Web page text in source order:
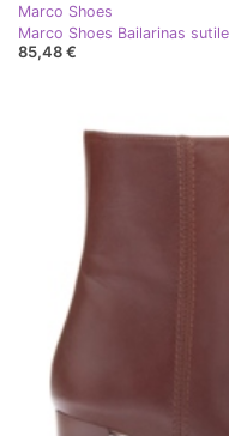
Marco Shoes
Marco Shoes Bailarinas
85,48 €